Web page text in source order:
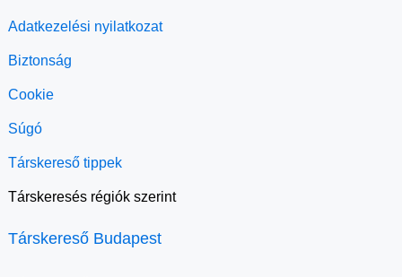
Adatkezelési nyilatkozat
Biztonság
Cookie
Súgó
Társkereső tippek
Társkeresés régiók szerint
Társkereső Budapest